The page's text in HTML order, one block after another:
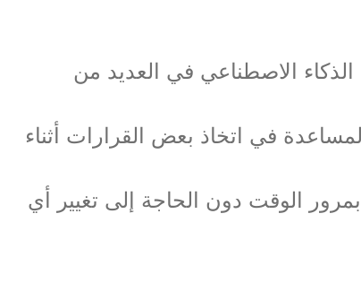
الذكاء الاصطناعي في العديد من
في اتخاذ بعض القرارات أثناء
الوقت دون الحاجة إلى تغيير أي